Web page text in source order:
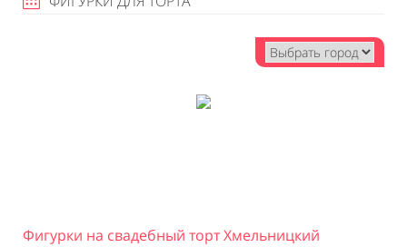
Фигурки на свадебный торт Хмельницкий